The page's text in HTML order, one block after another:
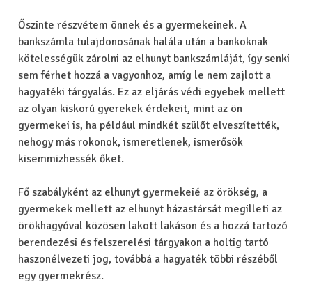
Őszinte részvétem önnek és a gyermekeinek. A
bankszámla tulajdonosának halála után a bankoknak
kötelességük zárolni az elhunyt bankszámláját, így senki
sem férhet hozzá a vagyonhoz, amíg le nem zajlott a
hagyatéki tárgyalás. Ez az eljárás védi egyebek mellett
az olyan kiskorú gyerekek érdekeit, mint az ön
gyermekei is, ha például mindkét szülőt elveszítették,
nehogy más rokonok, ismeretlenek, ismerősök
kisemmizhessék őket.
Fő szabályként az elhunyt gyermekeié az örökség, a
gyermekek mellett az elhunyt házastársát megilleti az
örökhagyóval közösen lakott lakáson és a hozzá tartozó
berendezési és felszerelési tárgyakon a holtig tartó
haszonélvezeti jog, továbbá a hagyaték többi részéből
egy gyermekrész.